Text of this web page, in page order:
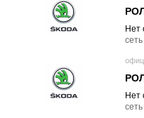
Нет
cеть
Нет
cеть